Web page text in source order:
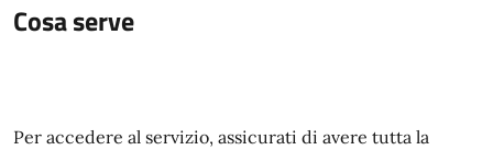
Cosa serve
Per accedere al servizio, assicurati di avere tutta la